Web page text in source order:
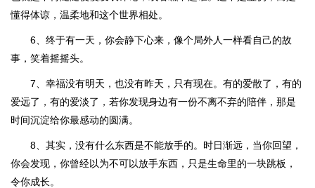
懂得体谅，温柔地和这个世界相处。
6、终于有一天，你会静下心来，像个局外人一样看自己的故
事，笑着摇摇头。
7、幸福没有明天，也没有昨天，只有现在。有的爱散了，有的
爱远了，有的爱淡了，若你发现身边有一份不离不弃的陪伴，那是
时间沉淀给你最感动的圆满。
8、其实，没有什么东西是不能放手的。时日渐远，当你回望，
你会发现，你曾经以为不可以放手东西，只是生命里的一块跳板，
令你成长。